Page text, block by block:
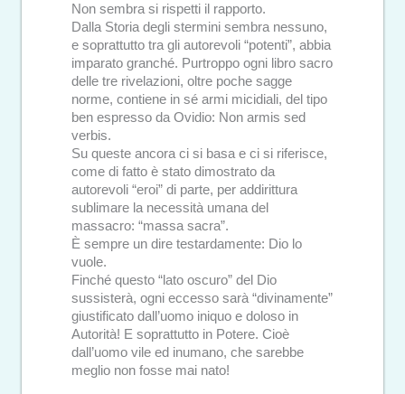
Non sembra si rispetti il rapporto.
Dalla Storia degli stermini sembra nessuno,
e soprattutto tra gli autorevoli “potenti”, abbia
imparato granché. Purtroppo ogni libro sacro
delle tre rivelazioni, oltre poche sagge
norme, contiene in sé armi micidiali, del tipo
ben espresso da Ovidio: Non armis sed
verbis.
Su queste ancora ci si basa e ci si riferisce,
come di fatto è stato dimostrato da
autorevoli “eroi” di parte, per addirittura
sublimare la necessità umana del
massacro: “massa sacra”.
È sempre un dire testardamente: Dio lo
vuole.
Finché questo “lato oscuro” del Dio
sussisterà, ogni eccesso sarà “divinamente”
giustificato dall’uomo iniquo e doloso in
Autorità! E soprattutto in Potere. Cioè
dall’uomo vile ed inumano, che sarebbe
meglio non fosse mai nato!